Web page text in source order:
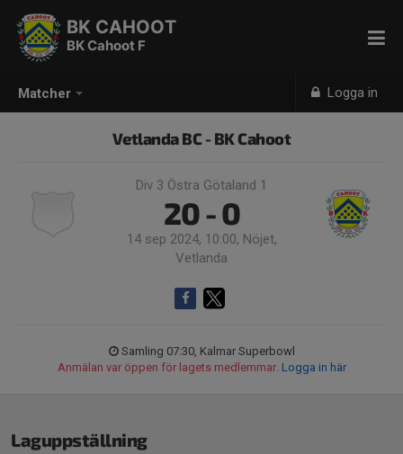
Matcher Logga in
BK CAHOOT
BK Cahoot F
Vetlanda BC - BK Cahoot
Div 3 Östra Götaland 1
20 - 0
14 sep 2024, 10:00, Nöjet,
Vetlanda
Samling 07:30, Kalmar Superbowl
Anmälan var öppen för lagets medlemmar. Logga in här
Laguppställning